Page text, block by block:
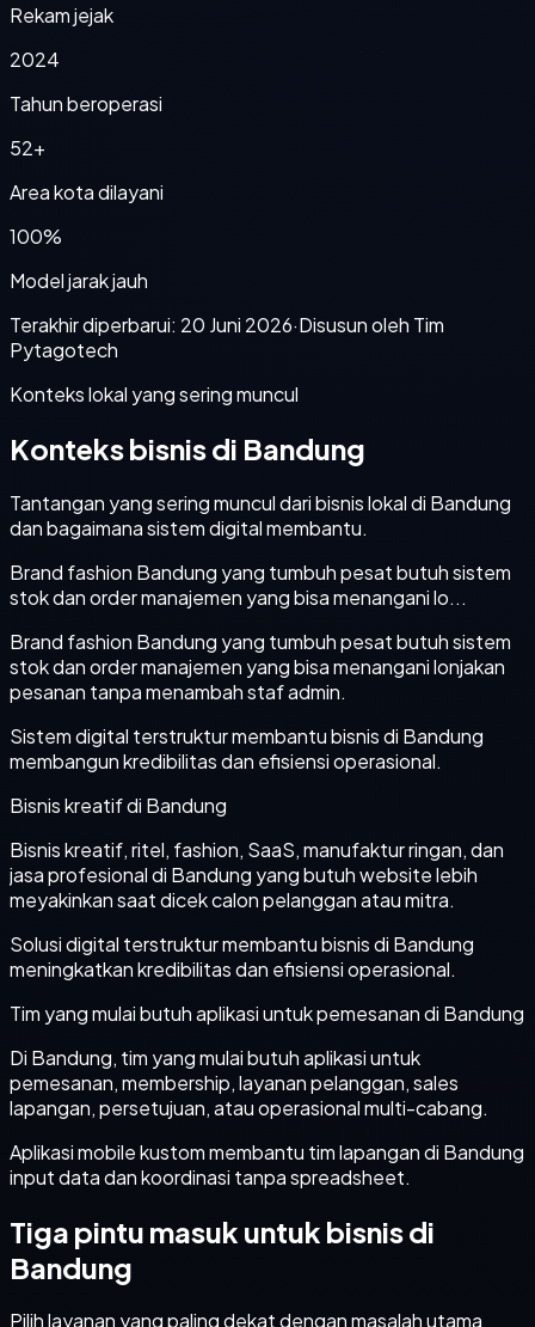
Rekam jejak
2024
Tahun beroperasi
52+
Area kota dilayani
100%
Model jarak jauh
Terakhir diperbarui: 20 Juni 2026·Disusun oleh Tim
Pytagotech
Konteks lokal yang sering muncul
Konteks bisnis di Bandung
Tantangan yang sering muncul dari bisnis lokal di Bandung
dan bagaimana sistem digital membantu.
Brand fashion Bandung yang tumbuh pesat butuh sistem
stok dan order manajemen yang bisa menangani lo...
Brand fashion Bandung yang tumbuh pesat butuh sistem
stok dan order manajemen yang bisa menangani lonjakan
pesanan tanpa menambah staf admin.
Sistem digital terstruktur membantu bisnis di Bandung
membangun kredibilitas dan efisiensi operasional.
Bisnis kreatif di Bandung
Bisnis kreatif, ritel, fashion, SaaS, manufaktur ringan, dan
jasa profesional di Bandung yang butuh website lebih
meyakinkan saat dicek calon pelanggan atau mitra.
Solusi digital terstruktur membantu bisnis di Bandung
meningkatkan kredibilitas dan efisiensi operasional.
Tim yang mulai butuh aplikasi untuk pemesanan di Bandung
Di Bandung, tim yang mulai butuh aplikasi untuk
pemesanan, membership, layanan pelanggan, sales
lapangan, persetujuan, atau operasional multi-cabang.
Aplikasi mobile kustom membantu tim lapangan di Bandung
input data dan koordinasi tanpa spreadsheet.
Tiga pintu masuk untuk bisnis di
Bandung
Pilih layanan yang paling dekat dengan masalah utama